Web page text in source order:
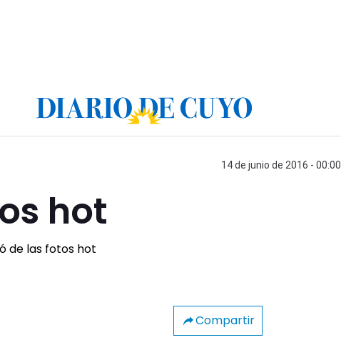
14 de junio de 2016 - 00:00
hot
Compartir